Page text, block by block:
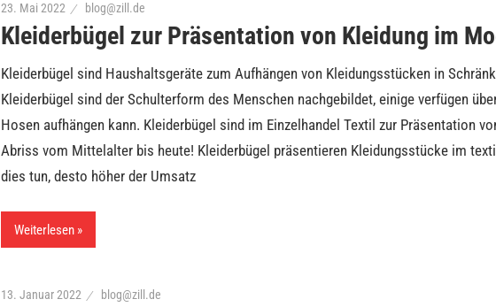
23. Mai 2022 blog@zill.de
Kleiderbügel zur Präsentation von Kleidung im
Kleiderbügel sind Haushaltsgeräte zum Aufhängen von Kleidungsstücken in
Kleiderbügel sind der Schulterform des Menschen nachgebildet, einige verfügen
Hosen aufhängen kann. Kleiderbügel sind im Einzelhandel Textil zur Präsentation
Abriss vom Mittelalter bis heute! Kleiderbügel präsentieren Kleidungsstücke im
dies tun, desto höher der Umsatz
Weiterlesen
13. Januar 2022 blog@zill.de